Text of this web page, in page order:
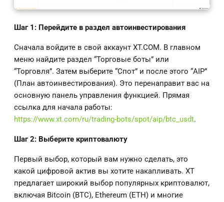
Шаг 1: Перейдите в раздел автоинвестирования
Сначала войдите в свой аккаунт XT.COM. В главном
меню найдите раздел “Торговые боты” или
“Торговля”. Затем выберите “Спот” и после этого “AIP”
(План автоинвестирования). Это перенаправит вас на
основную панель управления функцией. Прямая
ссылка для начала работы:
https://www.xt.com/ru/trading-bots/spot/aip/btc_usdt.
Шаг 2: Выберите криптовалюту
Первый выбор, который вам нужно сделать, это
какой цифровой актив вы хотите накапливать. XT
предлагает широкий выбор популярных криптовалют,
включая Bitcoin (BTC), Ethereum (ETH) и многие